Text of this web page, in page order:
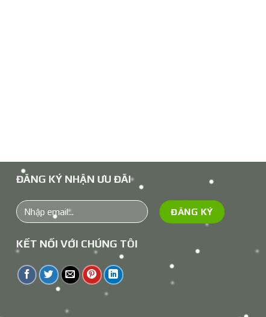
ĐĂNG KÝ NHẬN ƯU ĐÃI
KẾT NỐI VỚI CHÚNG TÔI